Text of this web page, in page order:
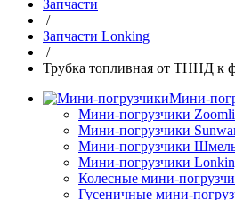
Запчасти
/
Запчасти Lonking
/
Трубка топливная от ТННД к
Мини-
Мини-погрузчики
Мини-погрузчики
Мини-погрузчики
Мини-погрузчики
Колесные мини-
Гусеничные мини-